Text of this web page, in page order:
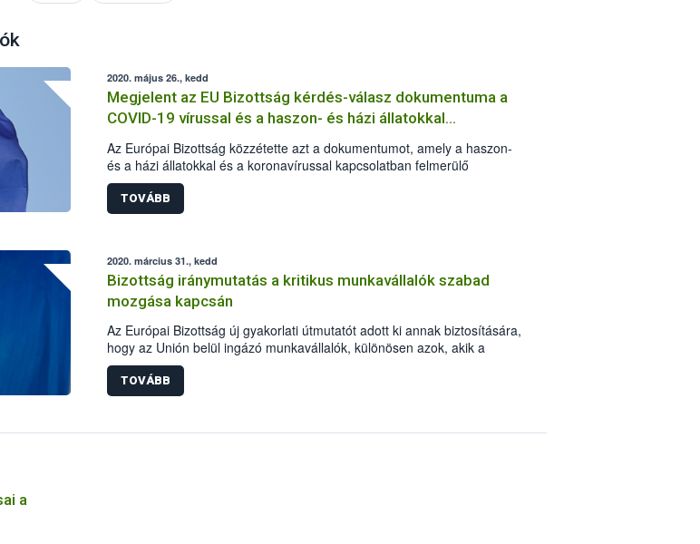
2020. május 26., kedd
Megjelent az EU Bizottság kérdés-válasz dokumentuma a
COVID-19 vírussal és a haszon- és házi állatokkal
Az Európai Bizottság közzétette azt a dokumentumot, amely a haszon-
és a házi állatokkal és a koronavírussal kapcsolatban felmerülő
kérdéseket és az azokra adandó válaszokat tartalmazza.
TOVÁBB
2020. március 31., kedd
Bizottság iránymutatás a kritikus munkavállalók szabad
mozgása kapcsán
Az Európai Bizottság új gyakorlati útmutatót adott ki annak biztosítására,
hogy az Unión belül ingázó munkavállalók, különösen azok, akik a
koronavírus okozta világjárvány megfékezésében kulcsfontosságú
szerepet töltenek be, akadálytalanul eljuthassanak munkahelyükre.
TOVÁBB
a